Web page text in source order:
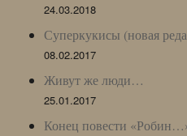
24.03.2018
Суперкукисы (новая
08.02.2017
Живут же люди…
25.01.2017
Конец повести